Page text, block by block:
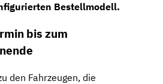
Bestellmodell.
bis zum
den Fahrzeugen, die